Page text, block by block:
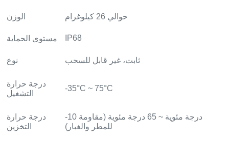
الوزن حوالي 26 كيلوغرام
مستوى الحماية IP68
نوع ثابت، غير قابل للسحب
درجة حرارة
التشغيل
-35°C ~ 75°C
درجة حرارة
التخزين
-10 درجة مئوية ~ 65 درجة مئوية (مقاومة
للمطر والغبار)